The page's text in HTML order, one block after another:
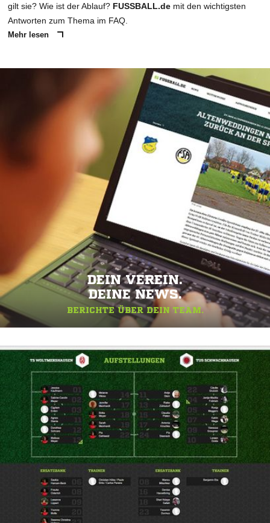
gilt sie? Wie ist der Ablauf? FUSSBALL.de mit den wichtigsten
Antworten zum Thema im FAQ.
Mehr lesen
DEIN VEREIN.
DEINE NEWS.
BERICHTE ÜBER DEIN TEAM.